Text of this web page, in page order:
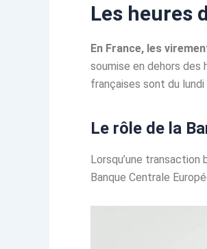
Les heures
En France, les
soumise en dehors des
françaises sont du
Le rôle de la
Lorsqu’une
Banque Centrale